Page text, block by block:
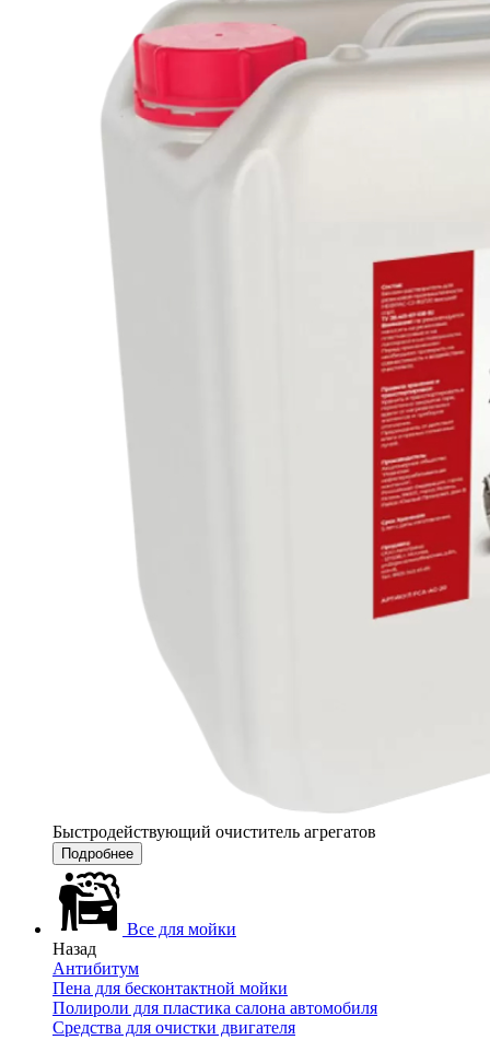
Быстродействующий очиститель агрегатов
Подробнее
Все для мойки
Назад
Антибитум
Пена для бесконтактной мойки
Полироли для пластика салона автомобиля
Средства для очистки двигателя